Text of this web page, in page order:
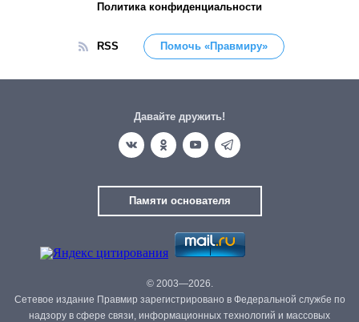
Политика конфиденциальности
RSS Помочь «Правмиру»
Давайте дружить!
Памяти основателя
© 2003—2026.
Сетевое издание Правмир зарегистрировано в Федеральной службе по
надзору в сфере связи, информационных технологий и массовых